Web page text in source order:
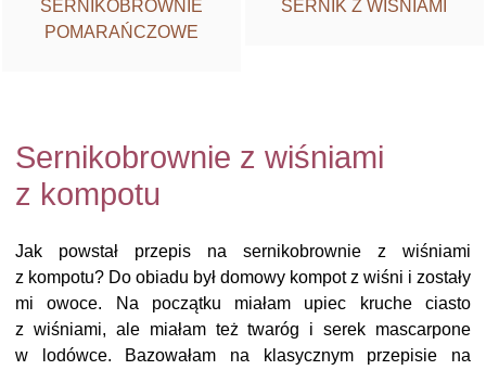
SERNIKOBROWNIE
POMARAŃCZOWE
SERNIK Z WIŚNIAMI
Sernikobrownie z wiśniami
z kompotu
Jak powstał przepis na sernikobrownie z wiśniami
z kompotu? Do obiadu był domowy kompot z wiśni i zostały
mi owoce. Na początku miałam upiec kruche ciasto
z wiśniami, ale miałam też twaróg i serek mascarpone
w lodówce. Bazowałam na klasycznym przepisie na